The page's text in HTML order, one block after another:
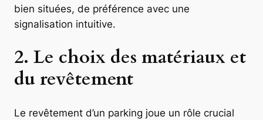
bien situées, de préférence avec une
signalisation intuitive.
2. Le choix des matériaux et
du revêtement
Le revêtement d’un parking joue un rôle crucial